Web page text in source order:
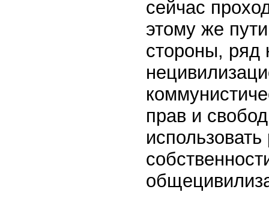
сейчас
этому же
стороны, ряд
прав и